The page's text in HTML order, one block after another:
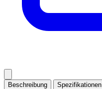
Beschreibung Spezifikationen